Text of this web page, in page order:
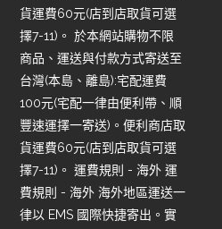
貨運費60元(店到店取貨可選
擇7-11)。 於本網站購物不限
商品、運送與付款方式寄送至
台灣(本島、離島):宅配運費
100元(宅配一律由便利帶、順
豐速運擇一寄送)。便利商店取
貨運費60元(店到店取貨可選
擇7-11)。 運費規則 - 海外 運
費規則 - 海外 海外地區運送一
律以 EMS 國際快捷寄出。實